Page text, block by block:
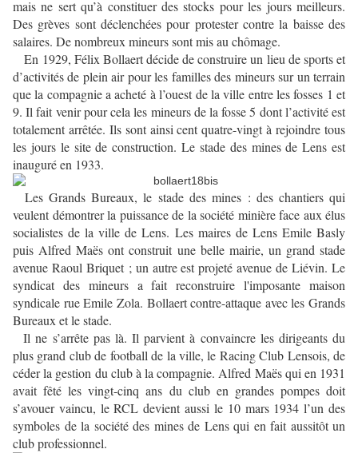
mais ne sert qu’à constituer des stocks pour les jours meilleurs.
Des grèves sont déclenchées pour protester contre la baisse des
salaires. De nombreux mineurs sont mis au chômage.
En 1929, Félix Bollaert décide de construire un lieu de sports et
d’activités de plein air pour les familles des mineurs sur un terrain
que la compagnie a acheté à l’ouest de la ville entre les fosses 1 et
9. Il fait venir pour cela les mineurs de la fosse 5 dont l’activité est
totalement arrêtée. Ils sont ainsi cent quatre-vingt à rejoindre tous
les jours le site de construction. Le stade des mines de Lens est
inauguré en 1933.
Les Grands Bureaux, le stade des mines : des chantiers qui
veulent démontrer la puissance de la société minière face aux élus
socialistes de la ville de Lens. Les maires de Lens Emile Basly
puis Alfred Maës ont construit une belle mairie, un grand stade
avenue Raoul Briquet ; un autre est projeté avenue de Liévin. Le
syndicat des mineurs a fait reconstruire l'imposante maison
syndicale rue Emile Zola. Bollaert contre-attaque avec les Grands
Bureaux et le stade.
Il ne s’arrête pas là. Il parvient à convaincre les dirigeants du
plus grand club de football de la ville, le Racing Club Lensois, de
céder la gestion du club à la compagnie. Alfred Maës qui en 1931
avait fêté les vingt-cinq ans du club en grandes pompes doit
s’avouer vaincu, le RCL devient aussi le 10 mars 1934 l’un des
symboles de la société des mines de Lens qui en fait aussitôt un
club professionnel.